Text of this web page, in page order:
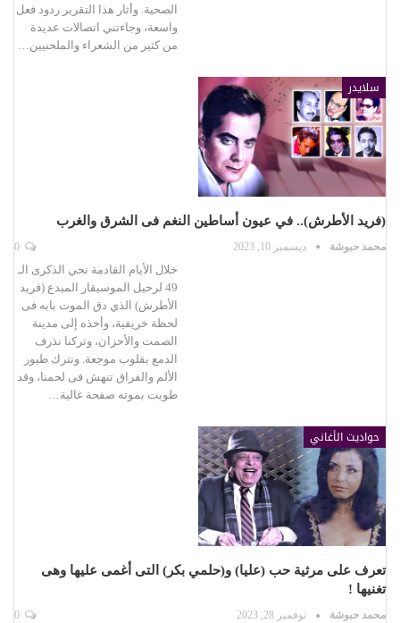
الصحية. وأثار هذا التقرير ردود فعل
واسعة، وجاءتني اتصالات عديدة
من كثير من الشعراء والملحنيين…
سلايدر
(فريد الأطرش).. في عيون أساطين النغم فى الشرق والغرب
محمد حبوشة ديسمبر 10, 2023
خلال الأيام القادمة نحي الذكرى الـ
49 لرحيل الموسيقار المبدع (فريد
الأطرش) الذي دق الموت بابه فى
لحظة خريفية، وأخذه إلى مدينة
الصمت والأحزان، وتركنا نذرف
الدمع بقلوب موجعة. ونترك طيور
الألم والفراق تنهش فى لحمنا، وقد
طويت بموته صفحة غالية…
حواديت الأغاني
تعرف على مرثية حب (عليا) و(حلمي بكر) التى أغمى عليها وهى
تغنيها !
محمد حبوشة نوفمبر 28, 2023